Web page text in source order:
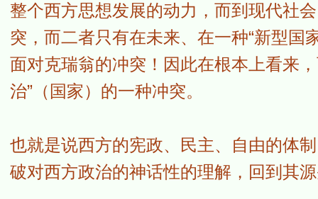
整个西方思想发展的动力，而到现代社
突，而二者只有在未来、在一种“新型国
面对克瑞翁的冲突！因此在根本上看来
治”（国家）的一种冲突。
也就是说西方的宪政、民主、自由的体
破对西方政治的神话性的理解，回到其